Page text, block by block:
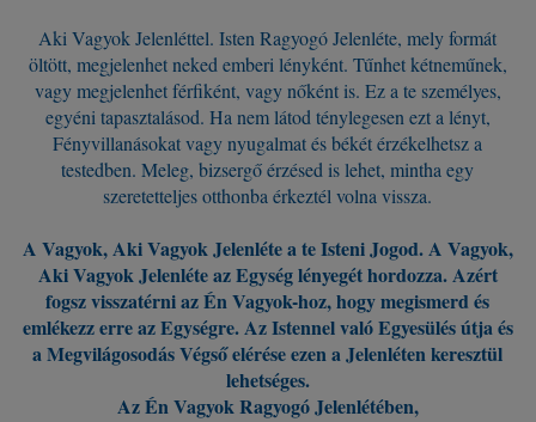
Aki Vagyok Jelenléttel. Isten Ragyogó Jelenléte, mely formát
öltött, megjelenhet neked emberi lényként. Tűnhet kétneműnek,
vagy megjelenhet férfiként, vagy nőként is. Ez a te személyes,
egyéni tapasztalásod. Ha nem látod ténylegesen ezt a lényt,
Fényvillanásokat vagy nyugalmat és békét érzékelhetsz a
testedben. Meleg, bizsergő érzésed is lehet, mintha egy
szeretetteljes otthonba érkeztél volna vissza.
A Vagyok, Aki Vagyok Jelenléte a te Isteni Jogod. A Vagyok,
Aki Vagyok Jelenléte az Egység lényegét hordozza. Azért
fogsz visszatérni az Én Vagyok-hoz, hogy megismerd és
emlékezz erre az Egységre. Az Istennel való Egyesülés útja és
a Megvilágosodás Végső elérése ezen a Jelenléten keresztül
lehetséges.
Az Én Vagyok Ragyogó Jelenlétében,